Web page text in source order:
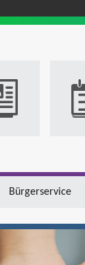
Bürgerservice